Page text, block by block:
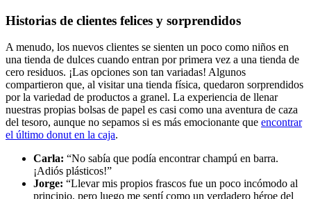
Historias de clientes felices y sorprendidos
A menudo, los nuevos clientes se sienten un poco como niños en
una tienda de dulces cuando entran por primera vez a una tienda de
cero residuos. ¡Las opciones son tan variadas! Algunos
compartieron que, al visitar una tienda física, quedaron sorprendidos
por la variedad de productos a granel. La experiencia de llenar
nuestras propias bolsas de papel es casi como una aventura de caza
del tesoro, aunque no sepamos si es más emocionante que encontrar
el último donut en la caja.
Carla: “No sabía que podía encontrar champú en barra.
¡Adiós plásticos!”
Jorge: “Llevar mis propios frascos fue un poco incómodo al
principio, pero luego me sentí como un verdadero héroe del